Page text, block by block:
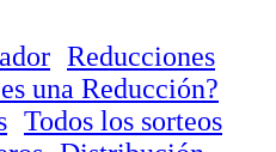
Reducciones
una Reducción?
Todos los sorteos